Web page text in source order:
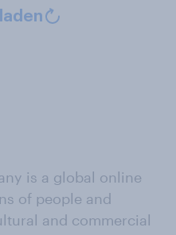
is a global online
of people and
and commercial